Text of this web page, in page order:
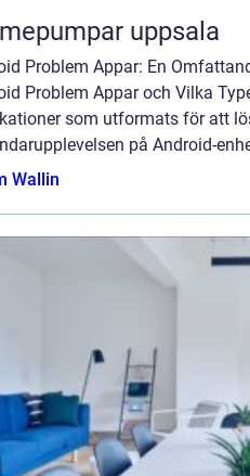
uppsala
Problem Appar: En
Problem Appar och Vilka
som utformats för att
på Android-
Wallin